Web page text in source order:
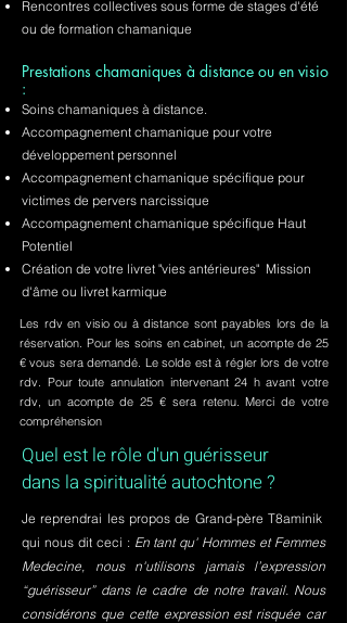
Rencontres collectives sous forme de stages d'été
ou de formation chamanique
Prestations chamaniques à distance ou en visio
:
Soins chamaniques à distance.
Accompagnement chamanique pour votre
développement personnel
Accompagnement chamanique spécifique pour
victimes de pervers narcissique
Accompagnement chamanique spécifique Haut
Potentiel
Création de votre livret "vies antérieures" Mission
d'âme ou livret karmique
Les rdv en visio ou à distance sont payables lors de la
réservation. Pour les soins en cabinet, un acompte de 25
€ vous sera demandé. Le solde est à régler lors de votre
rdv. Pour toute annulation intervenant 24 h avant votre
rdv, un acompte de 25 € sera retenu. Merci de votre
compréhension
Quel est le rôle d'un guérisseur
dans la spiritualité autochtone ?
Je reprendrai les propos de Grand-père T8aminik
qui nous dit ceci : En tant qu' Hommes et Femmes
Medecine, nous n'utilisons jamais l’expression
“guérisseur” dans le cadre de notre travail. Nous
considérons que cette expression est risquée car